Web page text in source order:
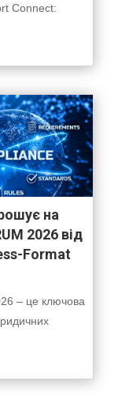
Connect:
на
2026 від
Format
– це ключова